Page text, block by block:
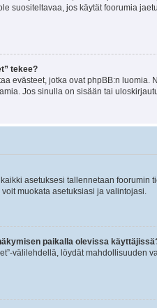
suositeltavaa, jos käytät foorumia
tekee?
evästeet, jotka ovat phpBB:n
Jos sinulla on sisään tai
asetuksesi tallennetaan
muokata asetuksiasi ja valintojasi.
paikalla olevissa
välilehdellä, löydät mahdollisuuden